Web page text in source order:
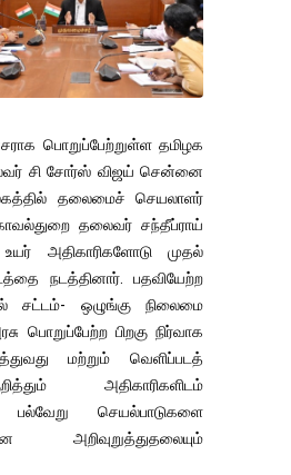
பொறுப்பேற்றுள்ள தமிழக
சி சோர்ஸ் விஜய் சென்னை
தலைமைச் செயலாளர்
தலைவர் சந்தீப்ராய்
அதிகாரிகளோடு முதல்
நடத்தினார். பதவியேற்ற
சட்டம்- ஒழுங்கு நிலைமை
பொறுப்பேற்ற பிறகு நிர்வாக
மற்றும் வெளிப்படத்
அதிகாரிகளிடம்
பல்வேறு செயல்பாடுகளை
அறிவுறுத்துதலையும்